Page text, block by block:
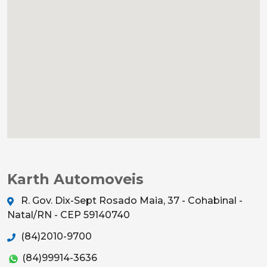
Karth Automoveis
R. Gov. Dix-Sept Rosado Maia, 37 - Cohabinal -
Natal/RN - CEP 59140740
(84)2010-9700
(84)99914-3636